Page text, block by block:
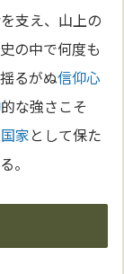
支え、山上の
の中で何度も
るがぬ信仰心
的な強さこそ
国家として保た
。